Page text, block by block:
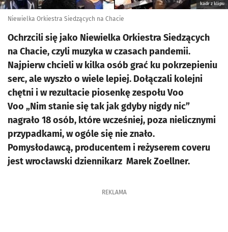
kadr z klipu
Niewielka Orkiestra Siedzących na Chacie
Ochrzcili się jako Niewielka Orkiestra Siedzących
na Chacie, czyli muzyka w czasach pandemii.
Najpierw chcieli w kilka osób grać ku pokrzepieniu
serc, ale wyszło o wiele lepiej. Dołączali kolejni
chętni i w rezultacie piosenkę zespołu Voo
Voo „Nim stanie się tak jak gdyby nigdy nic”
nagrało 18 osób, które wcześniej, poza nielicznymi
przypadkami, w ogóle się nie znało.
Pomysłodawcą, producentem i reżyserem coveru
jest wrocławski dziennikarz Marek Zoellner.
REKLAMA